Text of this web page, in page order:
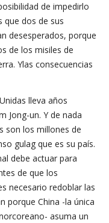
de impedirlo
que dos de sus
desesperados, porque
de los misiles de
Ylas consecuencias
lleva años
Jong-un. Y de nada
son los millones de
gulag que es su país.
debe actuar para
de que los
necesario redoblar las
porque China -la única
asuma un